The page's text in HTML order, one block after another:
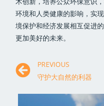
环境和人类健康的影响，实
境保护和经济发展相互促进
更加美好的未来。
PREVIOUS
守护大自然的利器